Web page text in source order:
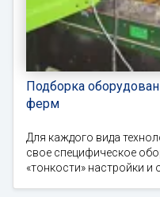
Подборка
ферм
Для каждого вида
свое специфическое
«тонкости» настройки